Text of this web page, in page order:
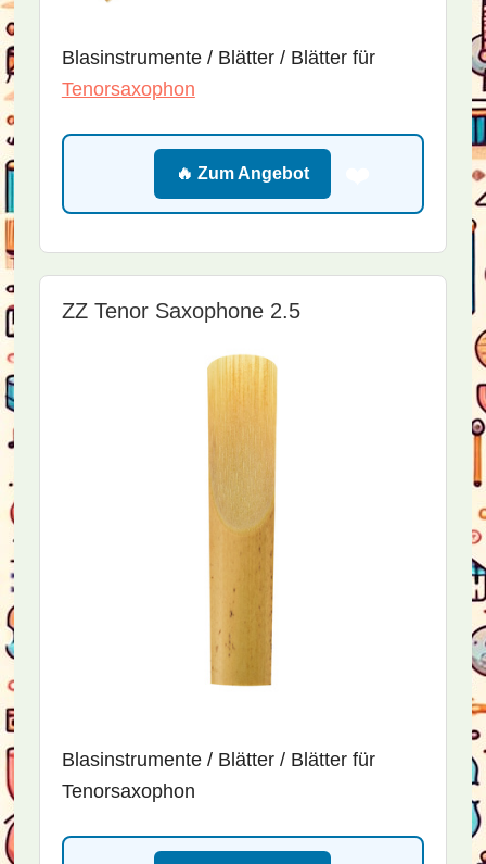
Blasinstrumente / Blätter / Blätter für
Tenorsaxophon
🔥 Zum Angebot
ZZ Tenor Saxophone 2.5
Blasinstrumente / Blätter / Blätter für
Tenorsaxophon